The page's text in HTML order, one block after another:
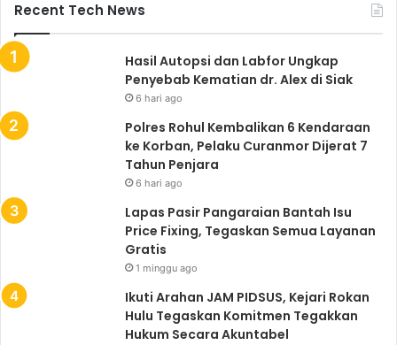
Recent Tech News
Hasil Autopsi dan Labfor Ungkap
Penyebab Kematian dr. Alex di Siak
6 hari ago
Polres Rohul Kembalikan 6 Kendaraan
ke Korban, Pelaku Curanmor Dijerat 7
Tahun Penjara
6 hari ago
Lapas Pasir Pangaraian Bantah Isu
Price Fixing, Tegaskan Semua Layanan
Gratis
1 minggu ago
Ikuti Arahan JAM PIDSUS, Kejari Rokan
Hulu Tegaskan Komitmen Tegakkan
Hukum Secara Akuntabel